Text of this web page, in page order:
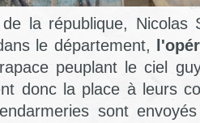
la république, Nicolas
le département,
peuplant le ciel
donc la place à leurs
sont